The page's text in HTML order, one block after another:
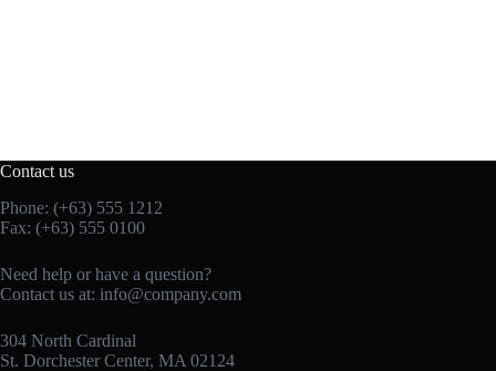
Contact us
Phone: (+63) 555 1212
Fax: (+63) 555 0100
Need help or have a question?
Contact us at: info@company.com
304 North Cardinal
St. Dorchester Center, MA 02124